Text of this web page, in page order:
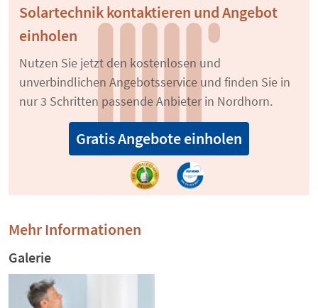
Solartechnik kontaktieren und Angebot
einholen
Nutzen Sie jetzt den kostenlosen und
unverbindlichen Angebotsservice und finden Sie in
nur 3 Schritten passende Anbieter in Nordhorn.
Gratis Angebote einholen
Mehr Informationen
Galerie